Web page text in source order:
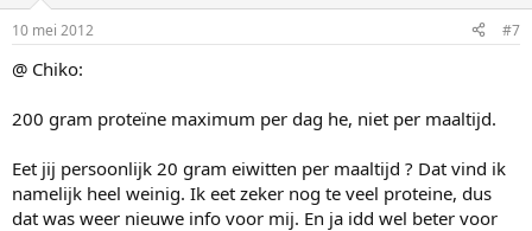
10 mei 2012 #7
@ Chiko:
200 gram proteïne maximum per dag he, niet per maaltijd.
Eet jij persoonlijk 20 gram eiwitten per maaltijd ? Dat vind ik
namelijk heel weinig. Ik eet zeker nog te veel proteine, dus
dat was weer nieuwe info voor mij. En ja idd wel beter voor